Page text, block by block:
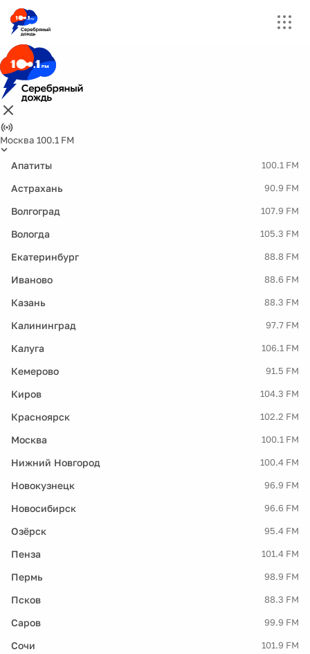
Москва 100.1 FM
Апатиты 100.1 FM
Астрахань 90.9 FM
Волгоград 107.9 FM
Вологда 105.3 FM
Екатеринбург 88.8 FM
Иваново 88.6 FM
Казань 88.3 FM
Калининград 97.7 FM
Калуга 106.1 FM
Кемерово 91.5 FM
Киров 104.3 FM
Красноярск 102.2 FM
Москва 100.1 FM
Нижний Новгород 100.4 FM
Новокузнецк 96.9 FM
Новосибирск 96.6 FM
Озёрск 95.4 FM
Пенза 101.4 FM
Пермь 98.9 FM
Псков 88.3 FM
Саров 99.9 FM
Сочи 101.9 FM